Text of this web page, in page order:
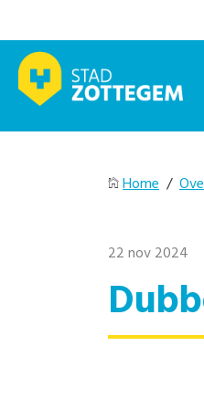
Home /
22 nov 2024